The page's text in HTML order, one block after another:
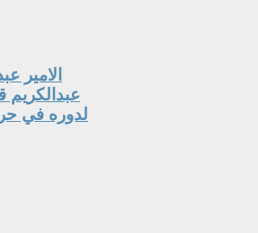
الامير
لدوره في